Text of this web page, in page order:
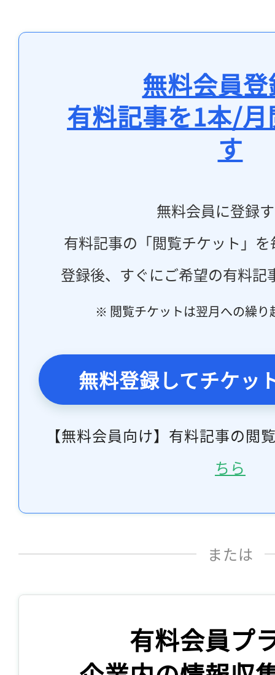
無料会員
有料記事を1本/
す
無料会員に登録
有料記事の「閲覧チケット」
登録後、すぐにご希望の有料記
※ 閲覧チケットは翌月への繰り
無料登録してチケッ
【無料会員向け】有料記事の閲
ちら
または
有料会員プ